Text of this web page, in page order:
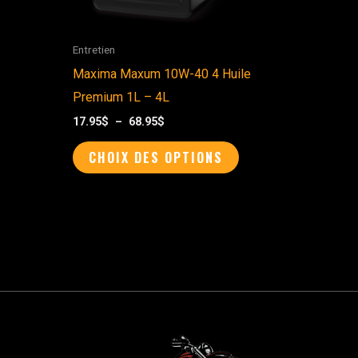
Entretien
Maxima Maxum 10W-40 4 Huile
Premium 1L – 4L
17.95$ – 68.95$
CHOIX DES OPTIONS
la